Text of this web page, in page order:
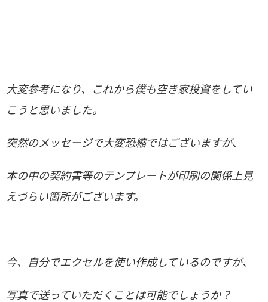
大変参考になり、これから僕も空き家投資をしてい
こうと思いました。
突然のメッセージで大変恐縮ではございますが、
本の中の契約書等のテンプレートが印刷の関係上見
えづらい箇所がございます。
今、自分でエクセルを使い作成しているのですが、
写真で送っていただくことは可能でしょうか？